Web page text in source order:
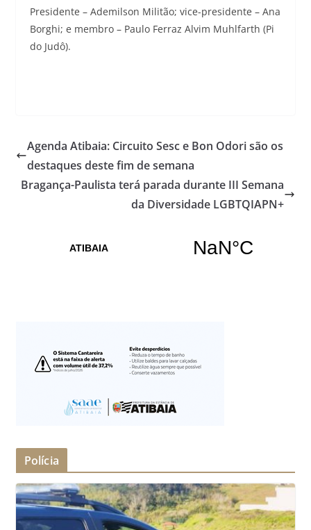
Presidente – Ademilson Militão; vice-presidente – Ana
Borghi; e membro – Paulo Ferraz Alvim Muhlfarth (Pi
do Judô).
Agenda Atibaia: Circuito Sesc e Bon Odori são os
destaques deste fim de semana
Bragança-Paulista terá parada durante III Semana
da Diversidade LGBTQIAPN+
Polícia